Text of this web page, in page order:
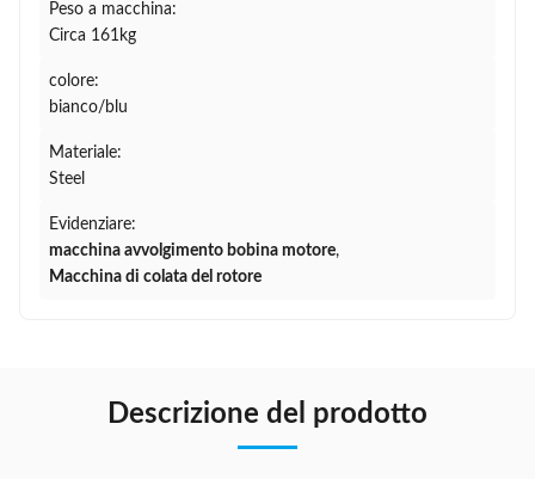
Peso a macchina:
Circa 161kg
colore:
bianco/blu
Materiale:
Steel
Evidenziare:
macchina avvolgimento bobina motore,
Macchina di colata del rotore
Descrizione del prodotto